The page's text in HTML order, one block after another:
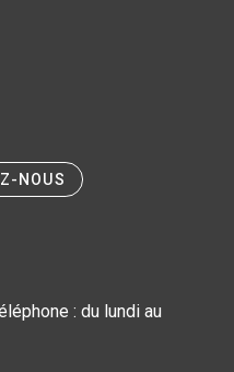
NOUS
: du lundi au